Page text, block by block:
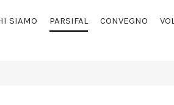
SIAMO PARSIFAL CONVEGNO